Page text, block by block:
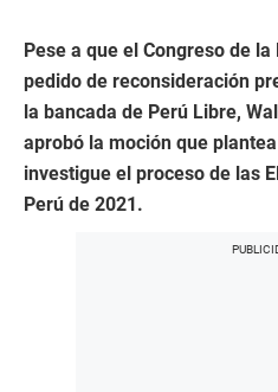
Pese a que el Congreso de
pedido de reconsideración
la bancada de Perú Libre,
aprobó la moción que
investigue el proceso de las
Perú de 2021.